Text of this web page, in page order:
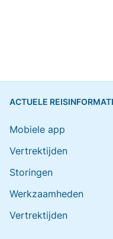
ACTUELE
Mobiele app
Vertrektijden
Storingen
Werkzaamheden
Vertrektijden